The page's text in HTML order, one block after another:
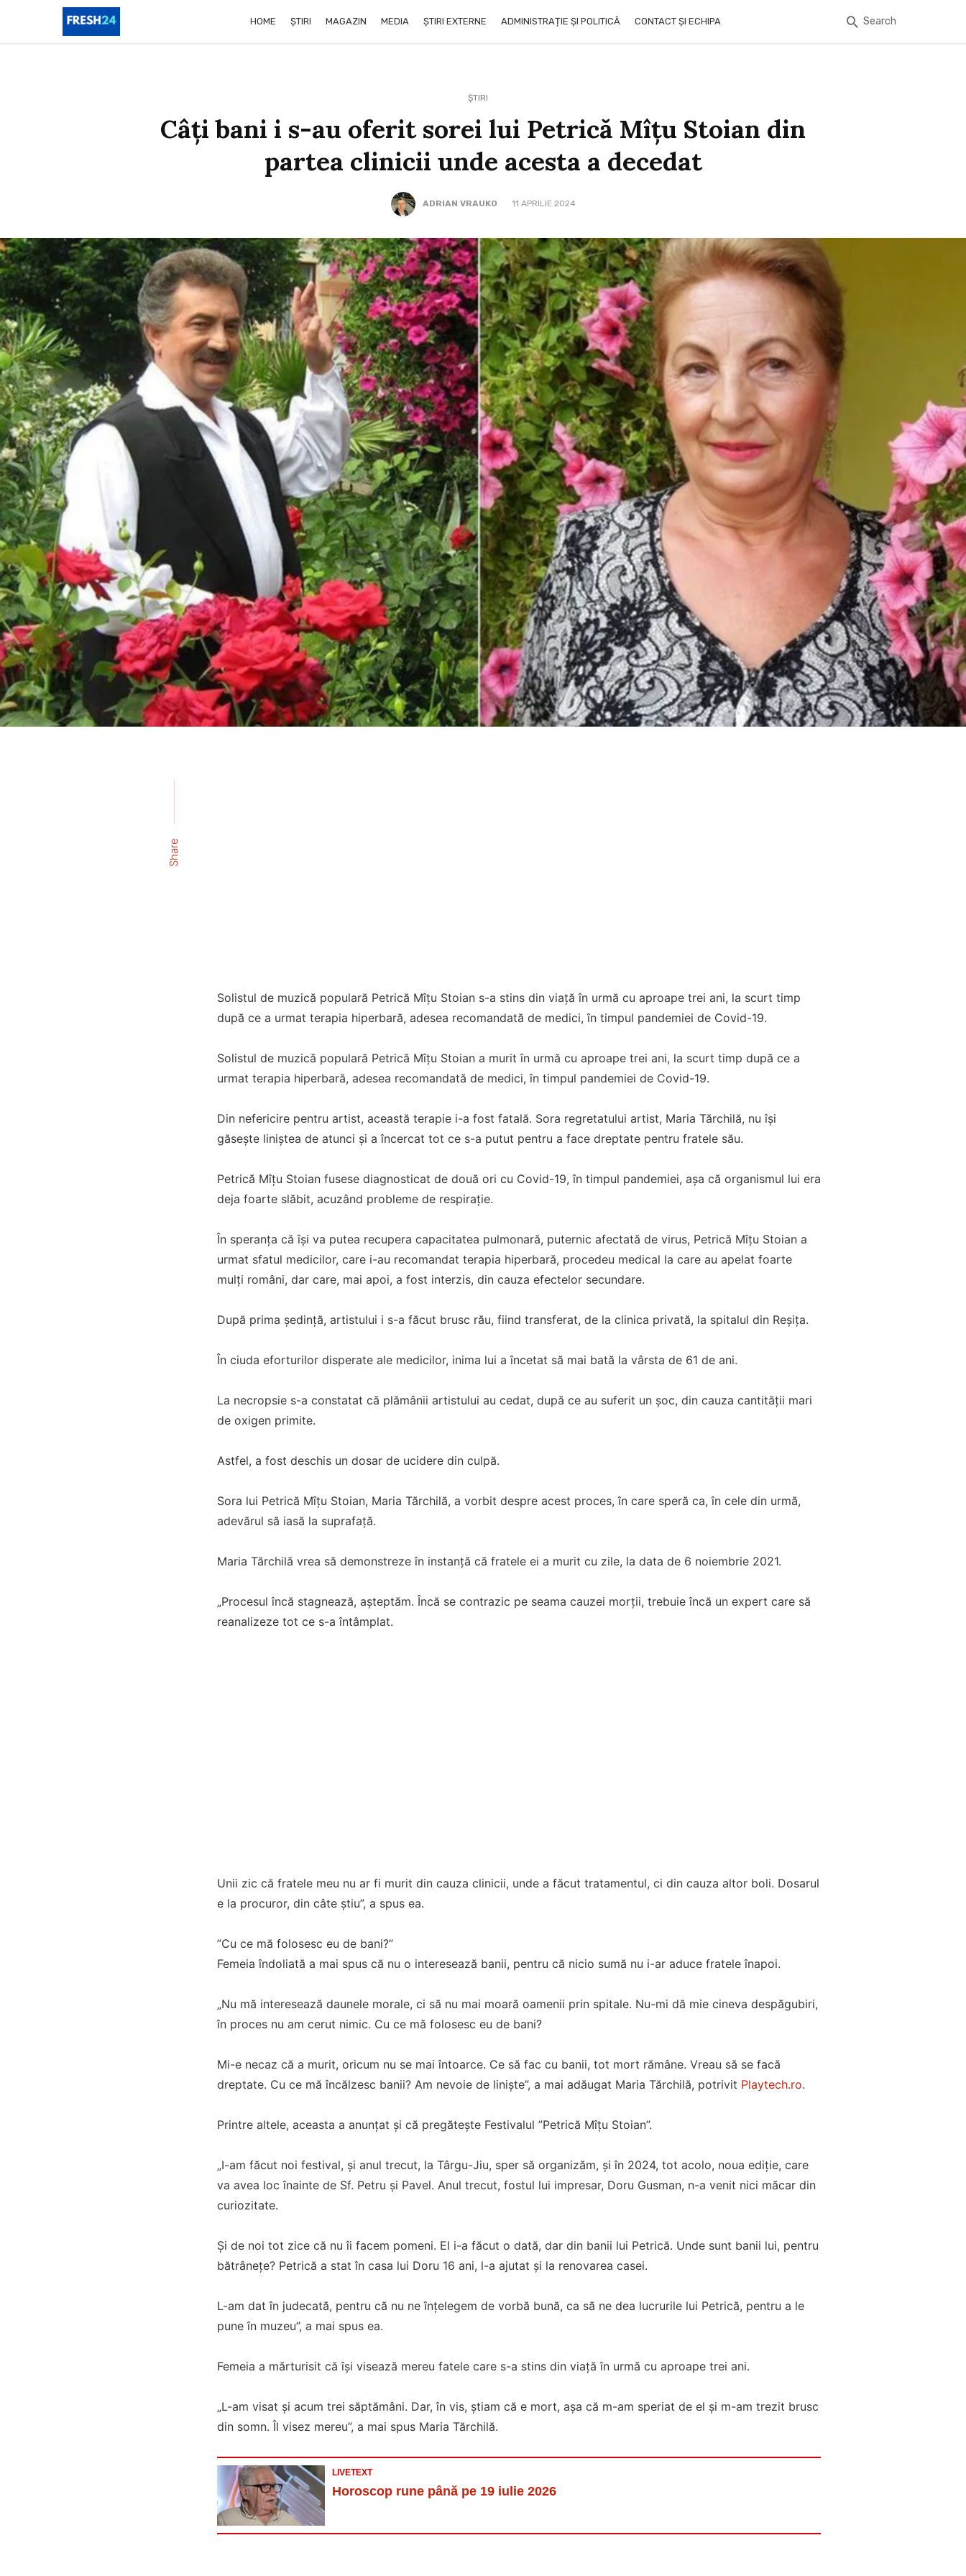
HOME ȘTIRI MAGAZIN MEDIA ȘTIRI EXTERNE ADMINISTRAȚIE ȘI POLITICĂ CONTACT ȘI ECHIPA Search
ȘTIRI
Câți bani i s-au oferit sorei lui Petrică Mîțu Stoian din
partea clinicii unde acesta a decedat
ADRIAN VRAUKO 11 APRILIE 2024
Share
Solistul de muzică populară Petrică Mîțu Stoian s-a stins din viață în urmă cu aproape trei ani, la scurt timp
după ce a urmat terapia hiperbară, adesea recomandată de medici, în timpul pandemiei de Covid-19.
Solistul de muzică populară Petrică Mîțu Stoian a murit în urmă cu aproape trei ani, la scurt timp după ce a
urmat terapia hiperbară, adesea recomandată de medici, în timpul pandemiei de Covid-19.
Din nefericire pentru artist, această terapie i-a fost fatală. Sora regretatului artist, Maria Tărchilă, nu își
găsește liniștea de atunci și a încercat tot ce s-a putut pentru a face dreptate pentru fratele său.
Petrică Mîțu Stoian fusese diagnosticat de două ori cu Covid-19, în timpul pandemiei, așa că organismul lui era
deja foarte slăbit, acuzând probleme de respirație.
În speranța că își va putea recupera capacitatea pulmonară, puternic afectată de virus, Petrică Mîțu Stoian a
urmat sfatul medicilor, care i-au recomandat terapia hiperbară, procedeu medical la care au apelat foarte
mulți români, dar care, mai apoi, a fost interzis, din cauza efectelor secundare.
După prima ședință, artistului i s-a făcut brusc rău, fiind transferat, de la clinica privată, la spitalul din Reșița.
În ciuda eforturilor disperate ale medicilor, inima lui a încetat să mai bată la vârsta de 61 de ani.
La necropsie s-a constatat că plămânii artistului au cedat, după ce au suferit un șoc, din cauza cantității mari
de oxigen primite.
Astfel, a fost deschis un dosar de ucidere din culpă.
Sora lui Petrică Mîțu Stoian, Maria Tărchilă, a vorbit despre acest proces, în care speră ca, în cele din urmă,
adevărul să iasă la suprafață.
Maria Tărchilă vrea să demonstreze în instanță că fratele ei a murit cu zile, la data de 6 noiembrie 2021.
„Procesul încă stagnează, așteptăm. Încă se contrazic pe seama cauzei morții, trebuie încă un expert care să
reanalizeze tot ce s-a întâmplat.
Unii zic că fratele meu nu ar fi murit din cauza clinicii, unde a făcut tratamentul, ci din cauza altor boli. Dosarul
e la procuror, din câte știu”, a spus ea.
”Cu ce mă folosesc eu de bani?”
Femeia îndoliată a mai spus că nu o interesează banii, pentru că nicio sumă nu i-ar aduce fratele înapoi.
„Nu mă interesează daunele morale, ci să nu mai moară oamenii prin spitale. Nu-mi dă mie cineva despăgubiri,
în proces nu am cerut nimic. Cu ce mă folosesc eu de bani?
Mi-e necaz că a murit, oricum nu se mai întoarce. Ce să fac cu banii, tot mort rămâne. Vreau să se facă
dreptate. Cu ce mă încălzesc banii? Am nevoie de liniște”, a mai adăugat Maria Tărchilă, potrivit Playtech.ro.
Printre altele, aceasta a anunțat și că pregătește Festivalul ”Petrică Mîțu Stoian”.
„I-am făcut noi festival, și anul trecut, la Târgu-Jiu, sper să organizăm, și în 2024, tot acolo, noua ediție, care
va avea loc înainte de Sf. Petru și Pavel. Anul trecut, fostul lui impresar, Doru Gusman, n-a venit nici măcar din
curiozitate.
Și de noi tot zice că nu îi facem pomeni. El i-a făcut o dată, dar din banii lui Petrică. Unde sunt banii lui, pentru
bătrânețe? Petrică a stat în casa lui Doru 16 ani, l-a ajutat și la renovarea casei.
L-am dat în judecată, pentru că nu ne înțelegem de vorbă bună, ca să ne dea lucrurile lui Petrică, pentru a le
pune în muzeu”, a mai spus ea.
Femeia a mărturisit că își visează mereu fatele care s-a stins din viață în urmă cu aproape trei ani.
„L-am visat și acum trei săptămâni. Dar, în vis, știam că e mort, așa că m-am speriat de el și m-am trezit brusc
din somn. Îl visez mereu”, a mai spus Maria Tărchilă.
LIVETEXT
Horoscop rune până pe 19 iulie 2026